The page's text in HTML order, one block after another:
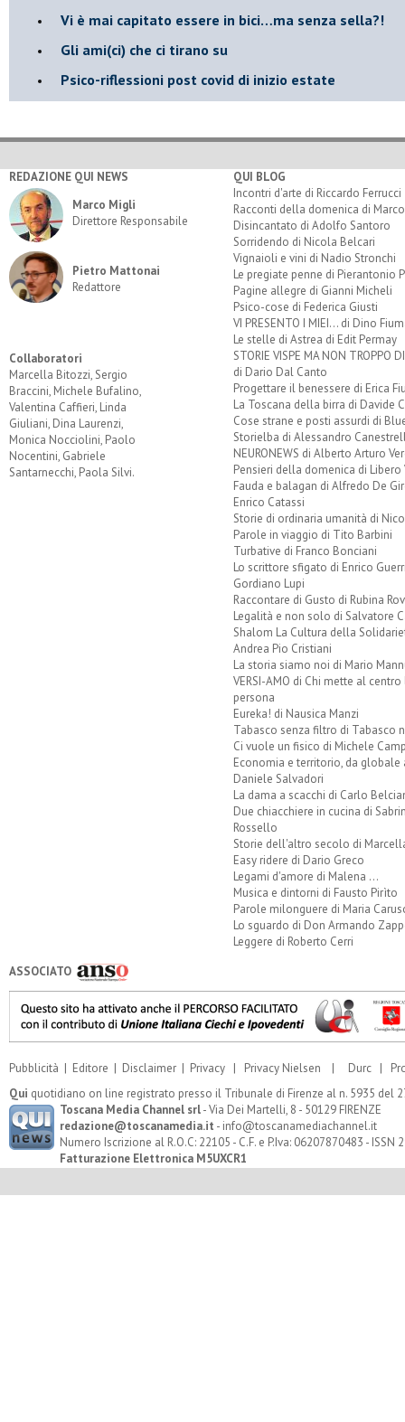
​Vi è mai capitato essere in bici…ma senza sella?!
​Gli ami(ci) che ci tirano su
Psico-riflessioni post covid di inizio estate
REDAZIONE QUI NEWS
Marco Migli
Direttore Responsabile
Pietro Mattonai
Redattore
Collaboratori
Marcella Bitozzi, Sergio
Braccini, Michele Bufalino,
Valentina Caffieri, Linda
Giuliani, Dina Laurenzi,
Monica Nocciolini, Paolo
Nocentini, Gabriele
Santarnecchi, Paola Silvi.
QUI BLOG
Incontri d'arte di Riccardo Ferrucci
Racconti della domenica di
Disincantato di Adolfo Santoro
Sorridendo di Nicola Belcari
Vignaioli e vini di Nadio Stronchi
Le pregiate penne di Pierantonio
Pagine allegre di Gianni Micheli
Psico-cose di Federica Giusti
VI PRESENTO I MIEI... di Dino
Le stelle di Astrea di Edit Permay
STORIE VISPE MA NON TROPPO
di Dario Dal Canto
Progettare il benessere di Erica
La Toscana della birra di Davide
Cose strane e posti assurdi di
Storielba di Alessandro
NEURONEWS di Alberto Arturo
Pensieri della domenica di Libero
Fauda e balagan di Alfredo De
Enrico Catassi
Storie di ordinaria umanità di
Parole in viaggio di Tito Barbini
Turbative di Franco Bonciani
Lo scrittore sfigato di Enrico
Gordiano Lupi
Raccontare di Gusto di Rubina
Legalità e non solo di Salvatore
Shalom La Cultura della
Andrea Pio Cristiani
La storia siamo noi di Mario
VERSI-AMO di Chi mette al centro
persona
Eureka! di Nausica Manzi
Tabasco senza filtro di Tabasco
Ci vuole un fisico di Michele
Economia e territorio, da globale
Daniele Salvadori
La dama a scacchi di Carlo
Due chiacchiere in cucina di
Rossello
Storie dell'altro secolo di
Easy ridere di Dario Greco
Legami d'amore di Malena ...
Musica e dintorni di Fausto Pirìto
Parole milonguere di Maria
Lo sguardo di Don Armando
Leggere di Roberto Cerri
ASSOCIATO
Pubblicità | Editore | Disclaimer | Privacy | Privacy Nielsen | Durc |
Qui quotidiano on line registrato presso il Tribunale di Firenze al n. 5935 del
Toscana Media Channel srl- Via Dei Martelli, 8 - 50129 FIRENZE
redazione@toscanamedia.it - info@toscanamediachannel.it
Numero Iscrizione al R.O.C: 22105 - C.F. e P.Iva: 06207870483 - ISSN
Fatturazione Elettronica M5UXCR1